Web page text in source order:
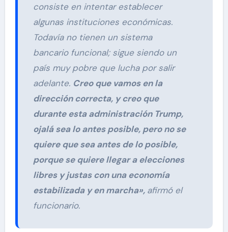
consiste en intentar establecer
algunas instituciones económicas.
Todavía no tienen un sistema
bancario funcional; sigue siendo un
país muy pobre que lucha por salir
adelante. Creo que vamos en la
dirección correcta, y creo que
durante esta administración Trump,
ojalá sea lo antes posible, pero no se
quiere que sea antes de lo posible,
porque se quiere llegar a elecciones
libres y justas con una economía
estabilizada y en marcha», afirmó el
funcionario.